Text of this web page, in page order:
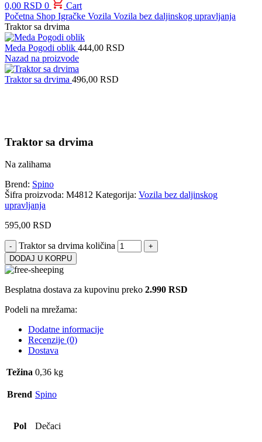
0,00 RSD 0
Cart
Početna Shop Igračke Vozila Vozila bez daljinskog upravljanja
Traktor sa drvima
Meda Pogodi oblik 444,00 RSD
Nazad na proizvode
Traktor sa drvima 496,00 RSD
Traktor sa drvima
Na zalihama
Brend: Spino
Šifra proizvoda: M4812 Kategorija: Vozila bez daljinskog
upravljanja
595,00 RSD
Traktor sa drvima količina
DODAJ U KORPU
Besplatna dostava za kupovinu preko 2.990 RSD
Podeli na mrežama:
Dodatne informacije
Recenzije (0)
Dostava
Težina 0,36 kg
Brend Spino
Pol Dečaci